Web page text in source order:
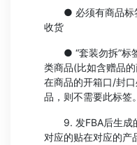
● 必须有商品标
收货
● “套装勿拆”标签
类商品(比如含赠品
在商品的开箱口/封
品，则不需要此标签。
9. 发FBA后生成
对应的贴在对应的产